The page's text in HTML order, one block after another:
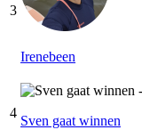
3
Irenebeen
4
Sven gaat winnen